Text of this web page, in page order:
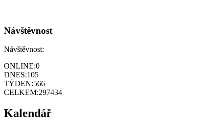
Návštěvnost
Návštěvnost:
ONLINE:0
DNES:105
TÝDEN:566
CELKEM:297434
Kalendář